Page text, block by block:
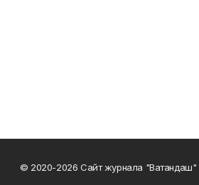
© 2020-2026 Сайт журнала "Ватандаш"